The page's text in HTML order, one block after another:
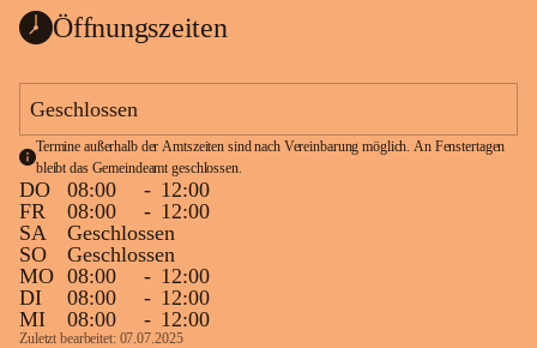
ht
1 Seite•0,1 MB
Öffnungszeiten
Geschlossen
Termine außerhalb der Amtszeiten sind nach Vereinbarung möglich. An Fenstertagen
bleibt das Gemeindeamt geschlossen.
DO 08:00 - 12:00
FR
08:00 - 12:00
SA
Geschlossen
SO
Geschlossen
MO 08:00 - 12:00
DI
08:00 - 12:00
MI
08:00 - 12:00
Zuletzt bearbeitet: 07.07.2025